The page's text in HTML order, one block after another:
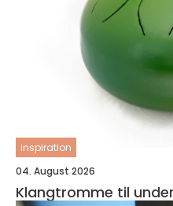
inspiration
04. August 2026
Klangtromme til